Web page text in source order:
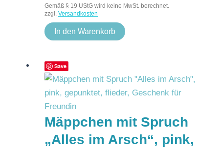
Gemäß § 19 UStG wird keine MwSt. berechnet.
zzgl. Versandkosten
In den Warenkorb
Save
Mäppchen mit Spruch
„Alles im Arsch“, pink,